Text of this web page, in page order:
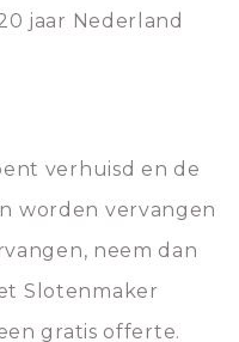
jaar Nederland
verhuisd en de
worden vervangen
neem dan
Slotenmaker
gratis offerte.